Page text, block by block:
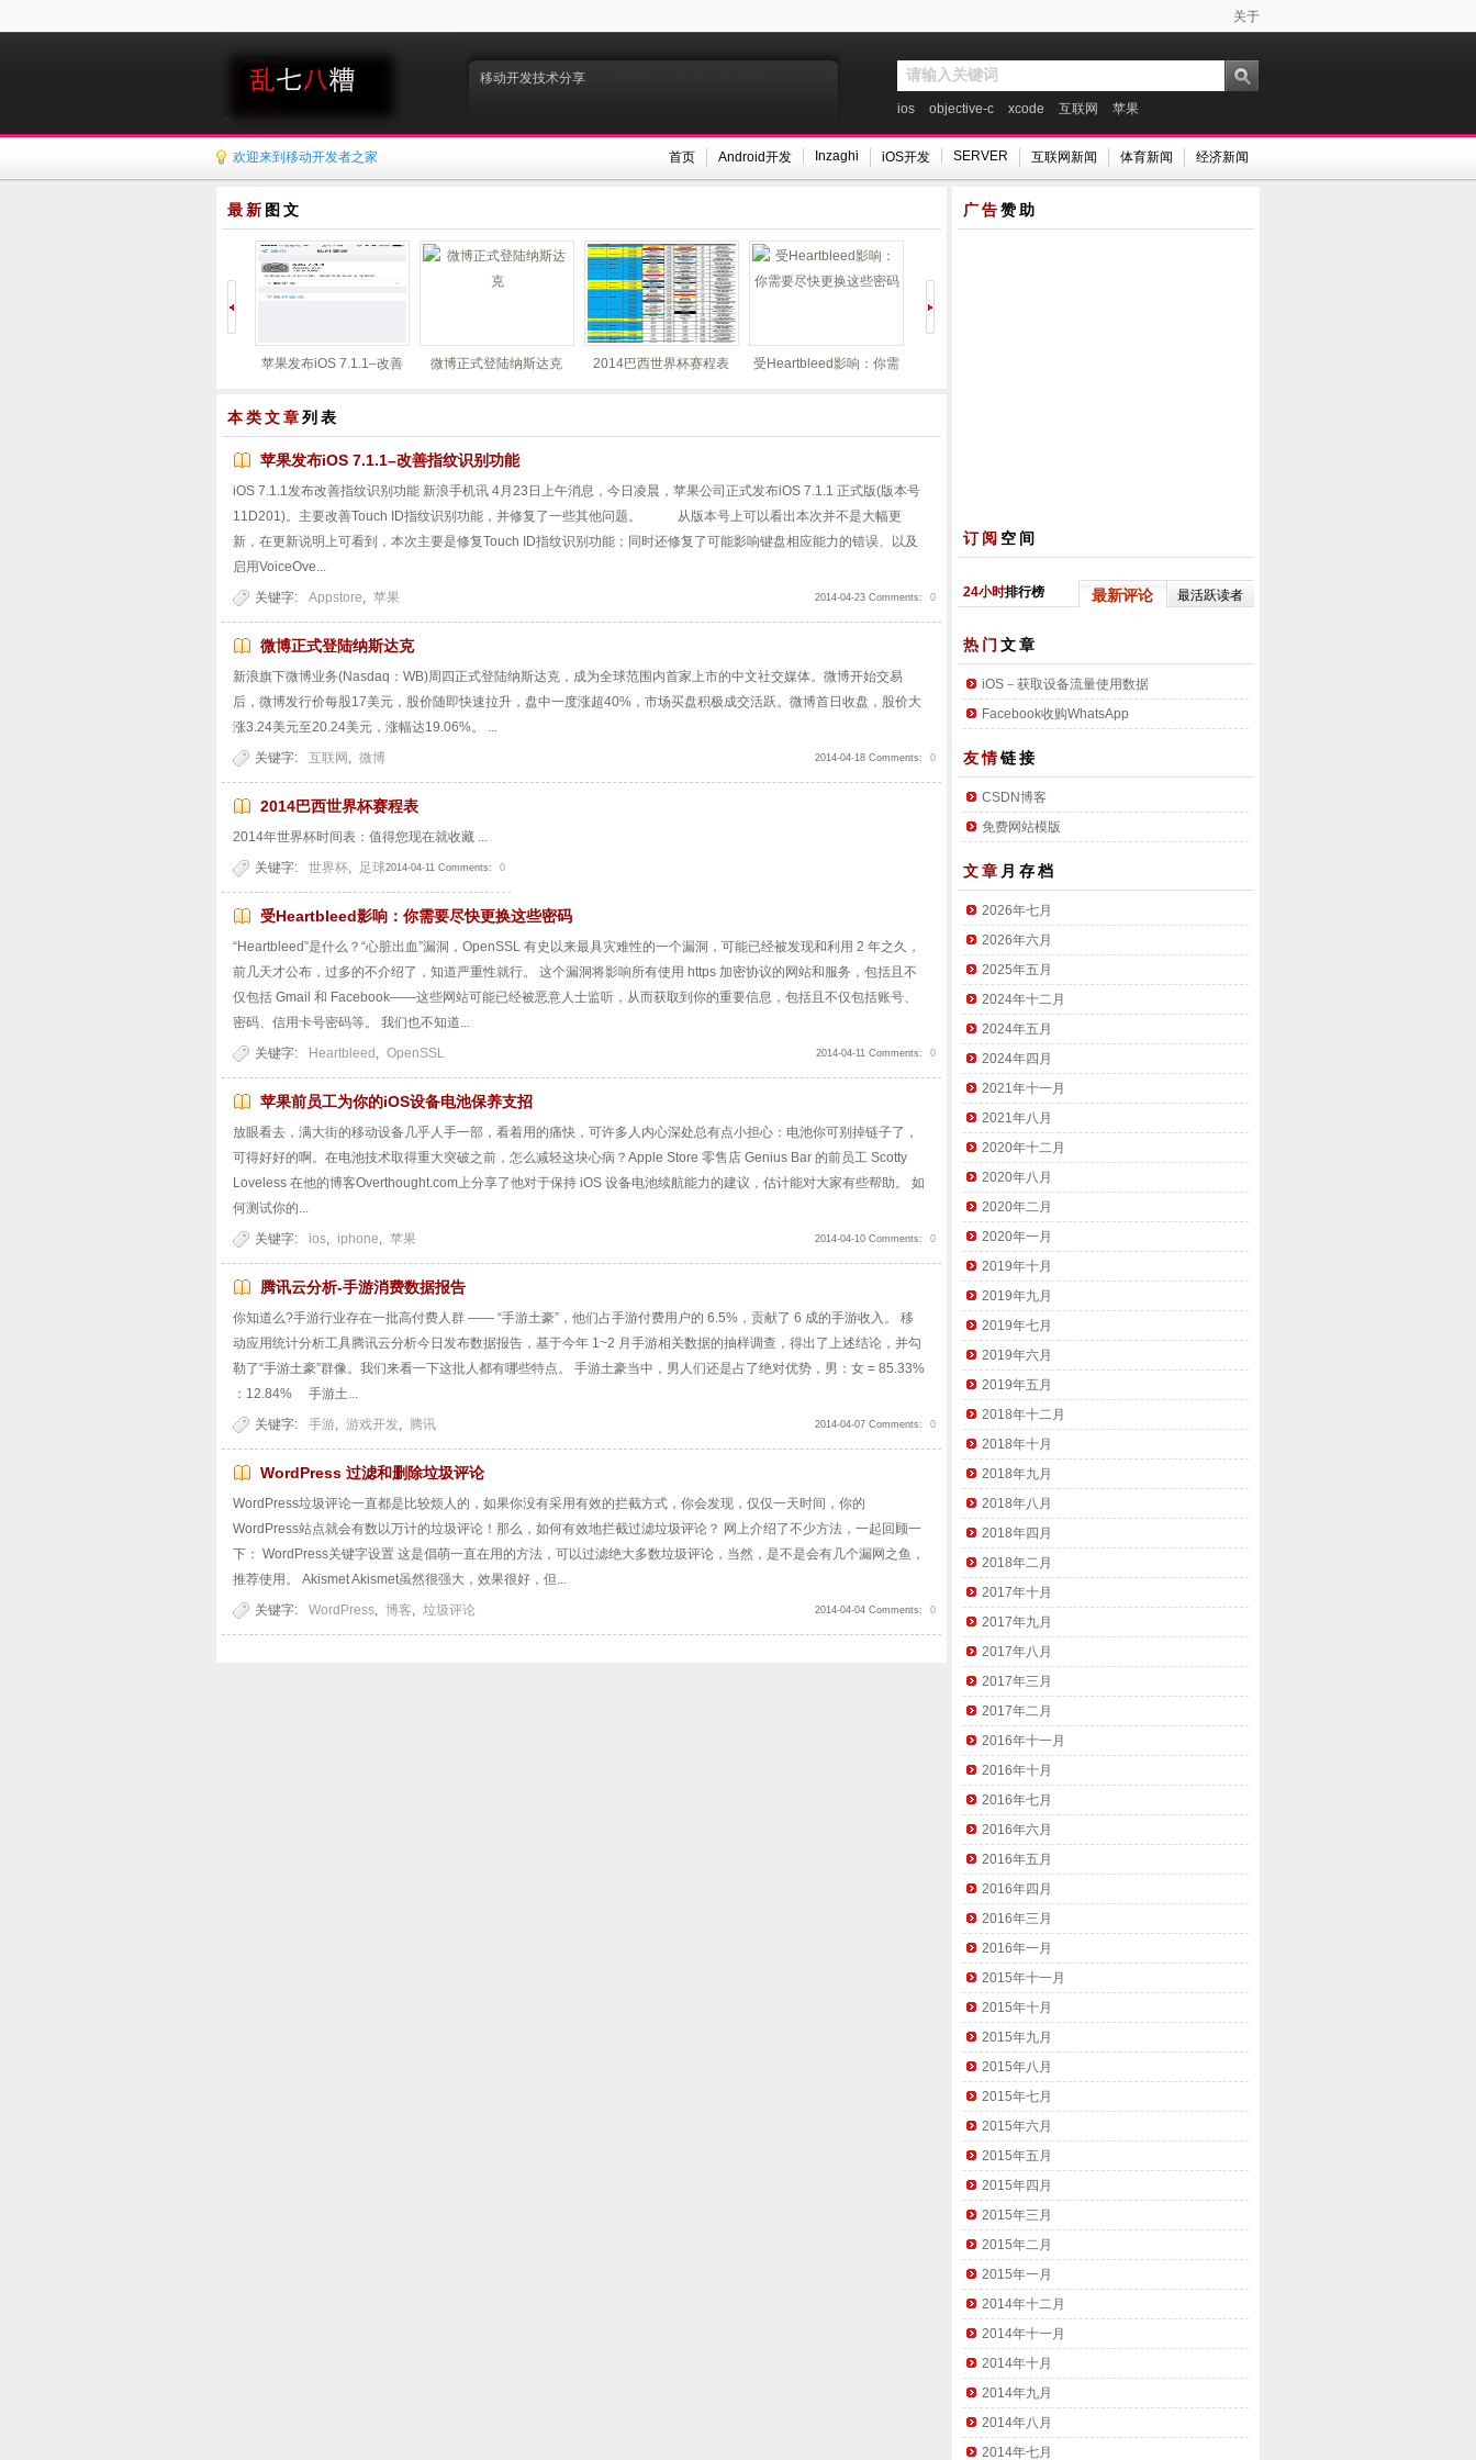
关于
移动开发技术分享
ios
objective-c xcode 互联网 苹果
首页 Android开发 Inzaghi iOS开发 SERVER 互联网新闻 体育新闻 经济新闻
欢迎来到移动开发者之家
最新 图文
苹果发布iOS 7.1.1–改善
微博正式登陆纳斯达克 2014巴西世界杯赛程表
受Heartbleed影响：你需
本类文章列表
苹果发布iOS 7.1.1–改善指纹识别功能
iOS 7.1.1发布改善指纹识别功能 新浪手机讯 4月23日上午消息，今日凌晨，苹果公司正式发布iOS 7.1.1 正式版(版本号
11D201)。主要改善Touch ID指纹识别功能，并修复了一些其他问题。 从版本号上可以看出本次并不是大幅更
新，在更新说明上可看到，本次主要是修复Touch ID指纹识别功能；同时还修复了可能影响键盘相应能力的错误、以及
启用VoiceOve...
2014-04-23 Comments: 0
关键字: Appstore, 苹果
微博正式登陆纳斯达克
新浪旗下微博业务(Nasdaq：WB)周四正式登陆纳斯达克，成为全球范围内首家上市的中文社交媒体。微博开始交易
后，微博发行价每股17美元，股价随即快速拉升，盘中一度涨超40%，市场买盘积极成交活跃。微博首日收盘，股价大
涨3.24美元至20.24美元，涨幅达19.06%。 ...
2014-04-18 Comments: 0
关键字: 互联网 , 微博
2014巴西世界杯赛程表
2014年世界杯时间表：值得您现在就收藏 ...
2014-04-11 Comments: 0
关键字: 世界杯, 足球
受Heartbleed影响：你需要尽快更换这些密码
“Heartbleed”是什么？“心脏出血”漏洞，OpenSSL 有史以来最具灾难性的一个漏洞，可能已经被发现和利用 2 年之久，
前几天才公布，过多的不介绍了，知道严重性就行。 这个漏洞将影响所有使用 https 加密协议的网站和服务，包括且不
仅包括 Gmail 和 Facebook——这些网站可能已经被恶意人士监听，从而获取到你的重要信息，包括且不仅包括账号、
密码、信用卡号密码等。 我们也不知道...
2014-04-11 Comments: 0
关键字: Heartbleed , OpenSSL
苹果前员工为你的iOS设备电池保养支招
放眼看去，满大街的移动设备几乎人手一部，看着用的痛快，可许多人内心深处总有点小担心：电池你可别掉链子了，
可得好好的啊。在电池技术取得重大突破之前，怎么减轻这块心病？Apple Store 零售店 Genius Bar 的前员工 Scotty
Loveless 在他的博客Overthought.com上分享了他对于保持 iOS 设备电池续航能力的建议，估计能对大家有些帮助。 如
何测试你的...
2014-04-10 Comments: 0
关键字: ios, iphone, 苹果
腾讯云分析-手游消费数据报告
你知道么?手游行业存在一批高付费人群 —— “手游土豪”，他们占手游付费用户的 6.5%，贡献了 6 成的手游收入。 移
动应用统计分析工具腾讯云分析今日发布数据报告，基于今年 1~2 月手游相关数据的抽样调查，得出了上述结论，并勾
勒了“手游土豪”群像。我们来看一下这批人都有哪些特点。 手游土豪当中，男人们还是占了绝对优势，男：女 = 85.33%
：12.84% 手游土...
2014-04-07 Comments: 0
关键字: 手游, 游戏开发, 腾讯
WordPress 过滤和删除垃圾评论
WordPress垃圾评论一直都是比较烦人的，如果你没有采用有效的拦截方式，你会发现，仅仅一天时间，你的
WordPress站点就会有数以万计的垃圾评论！那么，如何有效地拦截过滤垃圾评论？ 网上介绍了不少方法，一起回顾一
下： WordPress关键字设置 这是倡萌一直在用的方法，可以过滤绝大多数垃圾评论，当然，是不是会有几个漏网之鱼，
推荐使用。 Akismet Akismet虽然很强大，效果很好，但...
2014-04-04 Comments: 0
关键字: WordPress, 博客, 垃圾评论
广告赞助
订阅 空间
24小时排行榜 最新评论 最活跃读者
热门 文章
iOS－获取设备流量使用数据
Facebook收购WhatsApp
友情链接
CSDN博客
免费网站模版
文章 月存档
2026年七月
2026年六月
2025年五月
2024年十二月
2024年五月
2024年四月
2021年十一月
2021年八月
2020年十二月
2020年八月
2020年二月
2020年一月
2019年十月
2019年九月
2019年七月
2019年六月
2019年五月
2018年十二月
2018年十月
2018年九月
2018年八月
2018年四月
2018年二月
2017年十月
2017年九月
2017年八月
2017年三月
2017年二月
2016年十一月
2016年十月
2016年七月
2016年六月
2016年五月
2016年四月
2016年三月
2016年一月
2015年十一月
2015年十月
2015年九月
2015年八月
2015年七月
2015年六月
2015年五月
2015年四月
2015年三月
2015年二月
2015年一月
2014年十二月
2014年十一月
2014年十月
2014年九月
2014年八月
2014年七月